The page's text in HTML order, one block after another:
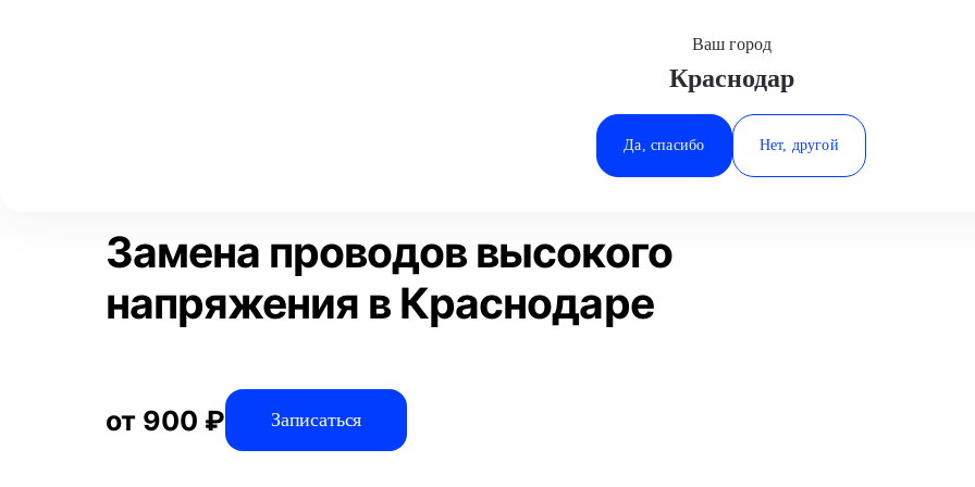
Минеральные Воды
Ростов-на-Дону
Ставрополь
Ваш город
Краснодар
Да, спасибо Нет, другой
Замена проводов высокого напряжения
Статьи
Замена проводов высокого
напряжения в Краснодаре
от 900 ₽ Записаться